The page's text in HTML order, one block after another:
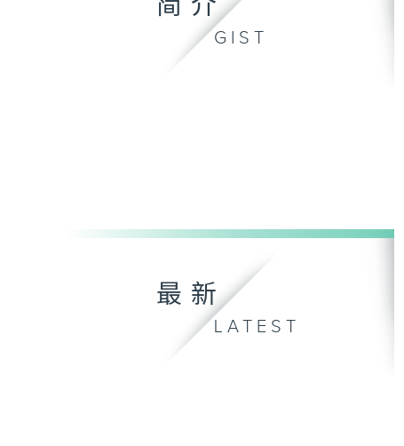
简介
GIST
最新
LATEST